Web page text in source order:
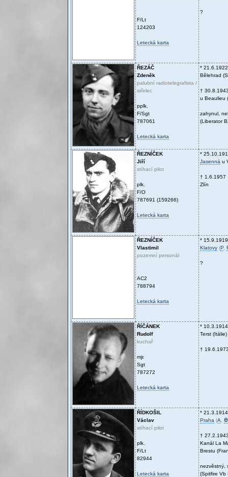
F/Lt
124203
Letecká karta
?
ŘEZÁČ
Zdeněk
palubní radiotelegrafista /
střelec
pplk.
F/Sgt
787061
Letecká karta
* 21.6.1922
Bělehrad
†
u Beaulieu
zahynul,
(Liberator
ŘEZNÍČEK
Jiří
stíhací pilot
plk.
F/O
787691 (159266)
Letecká karta
*
Jasenná u
† 1.6.1957
Zlín
ŘEZNÍČEK
Vlastimil
pozemní personál
AC2
788794
Letecká karta
* 15.9.1919
Klatovy (P
?
ŘÍČÁNEK
Rudolf
kuchař
mjr.
Sgt
787272
Letecká karta
* 10.3.1914
Terst (Itálie)
†
ŘÍDKOŠIL
Václav
stíhací pilot
plk.
F/Lt
82944
Letecká karta
* 21.3.1914
Praha (A Ꚛ
†
Kanál La
Brestu
nezvěstný,
(Spitfire Vb